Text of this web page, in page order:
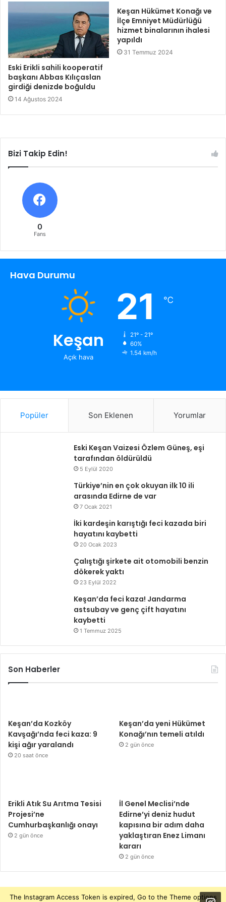
Eski Erikli sahili kooperatif
başkanı Abbas Kılıçaslan
girdiği denizde boğuldu
14 Ağustos 2024
Keşan Hükümet Konağı ve
İlçe Emniyet Müdürlüğü
hizmet binalarının ihalesi
yapıldı
31 Temmuz 2024
Bizi Takip Edin!
0
Fans
Hava Durumu
Keşan
Açık hava
21 ℃
21º - 21º
60%
1.54 km/h
Popüler Son Eklenen Yorumlar
Eski Keşan Vaizesi Özlem Güneş, eşi
tarafından öldürüldü
5 Eylül 2020
Türkiye’nin en çok okuyan ilk 10 ili
arasında Edirne de var
7 Ocak 2021
İki kardeşin karıştığı feci kazada biri
hayatını kaybetti
20 Ocak 2023
Çalıştığı şirkete ait otomobili benzin
dökerek yaktı
23 Eylül 2022
Keşan’da feci kaza! Jandarma
astsubay ve genç çift hayatını
kaybetti
1 Temmuz 2025
Son Haberler
Keşan’da Kozköy
Kavşağı’nda feci kaza: 9
kişi ağır yaralandı
20 saat önce
Keşan’da yeni Hükümet
Konağı’nın temeli atıldı
2 gün önce
Erikli Atık Su Arıtma Tesisi
Projesi’ne
Cumhurbaşkanlığı onayı
2 gün önce
İl Genel Meclisi’nde
Edirne’yi deniz hudut
kapısına bir adım daha
yaklaştıran Enez Limanı
kararı
2 gün önce
The Instagram Access Token is expired, Go to the Theme options